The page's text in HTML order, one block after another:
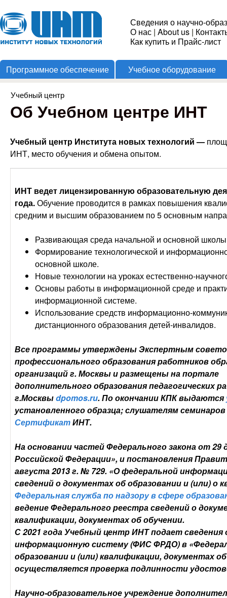
Институт
Новых
Технологий
Сведения о научно-
О нас | About us |
Как купить и Прайс-лист
Программное обеспечение Учебное оборудование
Вы здесь
Учебный центр
Об Учебном центре ИНТ
Учебный центр Института новых технологий —
ИНТ, место обучения и обмена опытом.
ИНТ ведет лицензированную образовательную
года.Обучение проводится в рамках повышения
средним и высшим образованием по 5 основным
Развивающая среда начальной и основной
Формирование технологической и
основной школе.
Новые технологии на уроках естественно-
Основы работы в информационной среде и
информационной системе.
Использование средств информационно-
дистанционного образования детей-инвалидов.
Все программы утверждены Экспертным
профессионального образования работников
организаций г. Москвы и размещены на портале
дополнительного образования педагогических
г.Москвыdpomos.ru. По окончании КПК выдаются
установленного образца; слушателям
СертификатИНТ.
На основании частей Федерального закона от 29
Российской Федерации», и постановления
августа 2013 г. № 729. «О федеральной
сведений о документах об образовании и (или) о
Федеральная служба по надзору в сфере
ведение Федерального реестра сведений о
квалификации, документах об обучении.
С 2021 года Учебный центр ИНТ подает
информационную систему (ФИС ФРДО) в
образовании и (или) квалификации, документах
осуществляется проверка подлинности
Научно-образовательное учреждение